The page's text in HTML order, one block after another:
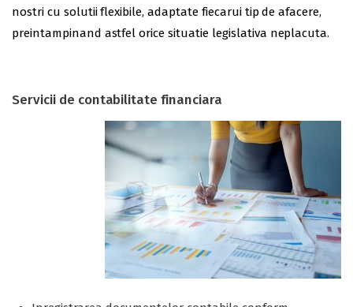
nostri cu solutii flexibile, adaptate fiecarui tip de afacere,
preintampinand astfel orice situatie legislativa neplacuta.
Servicii de contabilitate financiara